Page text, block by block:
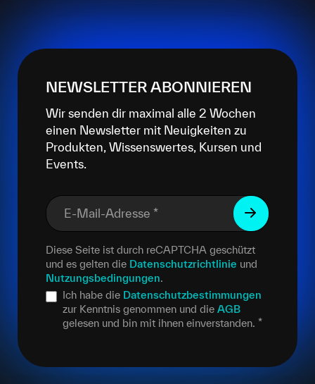
NEWSLETTER ABONNIEREN
Wir senden dir maximal alle 2 Wochen
einen Newsletter mit Neuigkeiten zu
Produkten, Wissenswertes, Kursen und
Events.
E-Mail-Adresse *
Diese Seite ist durch reCAPTCHA geschützt
und es gelten die Datenschutzrichtlinie und
Nutzungsbedingungen.
Ich habe die Datenschutzbestimmungen
zur Kenntnis genommen und die AGB
gelesen und bin mit ihnen einverstanden. *